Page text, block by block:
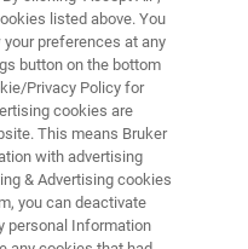
究 listed above. You
preferences at any
button on the bottom
Privacy Policy for
cookies are
This means Bruker
with advertising
& Advertising cookies
you can deactivate
personal Information